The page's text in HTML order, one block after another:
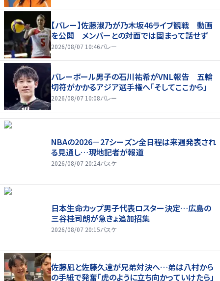
【バレー】佐藤淑乃が乃木坂46ライブ観戦 動画
を公開 メンバーとの対面では固まって話せず
2026/08/07 10:46バレー
バレーボール男子の石川祐希がVNL報告 五輪
切符がかかるアジア選手権へ「そしてここから」
2026/08/07 10:08バレー
NBAの2026－27シーズン全日程は来週発表され
る見通し…現地記者が報道
2026/08/07 20:24バスケ
日本生命カップ男子代表ロスター決定…広島の
三谷桂司朗が急きょ追加招集
2026/08/07 20:15バスケ
佐藤凪と佐藤久遠が兄弟対決へ…弟は八村から
の手紙で発奮「虎のように立ち向かっていけたら」